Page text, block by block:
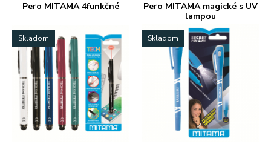
Pero MITAMA 4funkčné
Skladom
Pero MITAMA magické s UV
lampou
Skladom